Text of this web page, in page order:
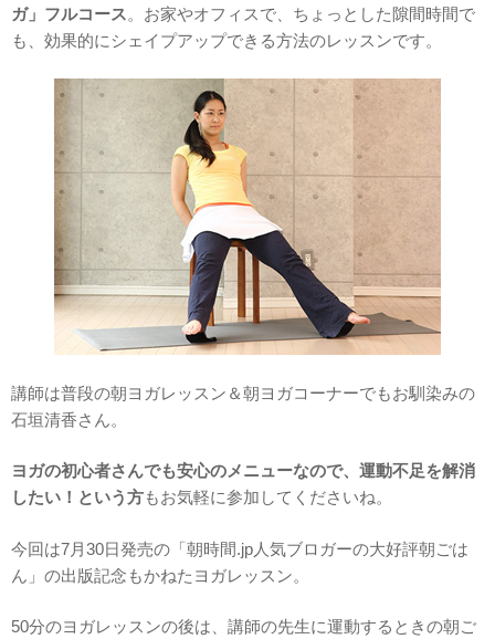
ガ」フルコース。お家やオフィスで、ちょっとした隙間時間で
も、効果的にシェイプアップできる方法のレッスンです。
講師は普段の朝ヨガレッスン＆朝ヨガコーナーでもお馴染みの
石垣清香さん。
ヨガの初心者さんでも安心のメニューなので、運動不足を解消
したい！という方もお気軽に参加してくださいね。
今回は7月30日発売の「朝時間.jp人気ブロガーの大好評朝ごは
ん」の出版記念もかねたヨガレッスン。
50分のヨガレッスンの後は、講師の先生に運動するときの朝ご